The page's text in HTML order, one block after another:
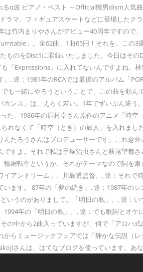
α波 ピアノ・ベスト ～Official髭男dism人
ラマ、フィギュアスケートなどに登場した
は竹内まりやさんがデビュー40周年ですの
」。全62曲、1曲65円！それを、こ
たものをDisc1に収録いたしました。今日は
「Expressions」に入れてないんですよね
, 達：1981年のRCAでは最後のアルバム「
も一緒にやろうということで、この曲を頼
ンス」は、えらく若い。1年でずいぶん違
た、1986年の眉村卓さん原作のアニメ「時
れなくて「時空（とき）の旅人」を入れま
たろうさんはプロデューサーです。これ
すよ。それで私は手塚治虫さんと萩尾望都
廻転生というか、それがテーマなので詞を
アンドリーム」、川島透監督。, 達：それ
ます。 87年の「夢の続き」, 達：1987年の
いうのがありまして。「明日の私」。, 達：
年の「明日の私」。, 達：でも歌詞とオ
の中から2曲入っていますが、何で「アロ
らミュージックフェアでは「静かな伝説
さんは、はてなブログを使っています。